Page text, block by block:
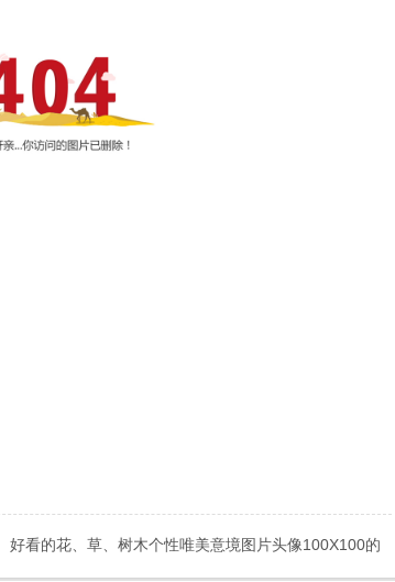
好看的花、草、树木个性唯美意境图片头像100X100的